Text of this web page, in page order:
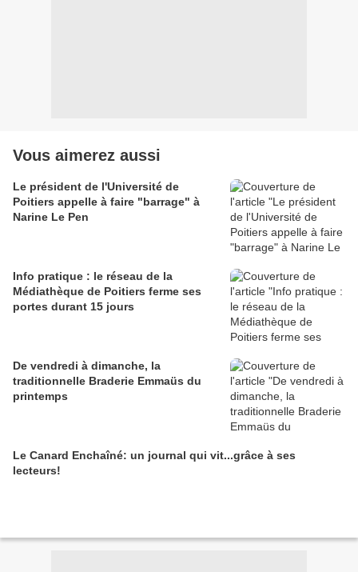
Vous aimerez aussi
Le président de l'Université de
Poitiers appelle à faire "barrage" à
Narine Le Pen
Info pratique : le réseau de la
Médiathèque de Poitiers ferme ses
portes durant 15 jours
De vendredi à dimanche, la
traditionnelle Braderie Emmaüs du
printemps
Le Canard Enchaîné: un journal qui vit...grâce à ses
lecteurs!